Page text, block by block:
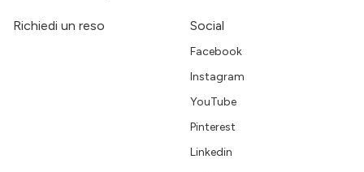
Richiedi un reso Social
Facebook
Instagram
YouTube
Pinterest
Linkedin